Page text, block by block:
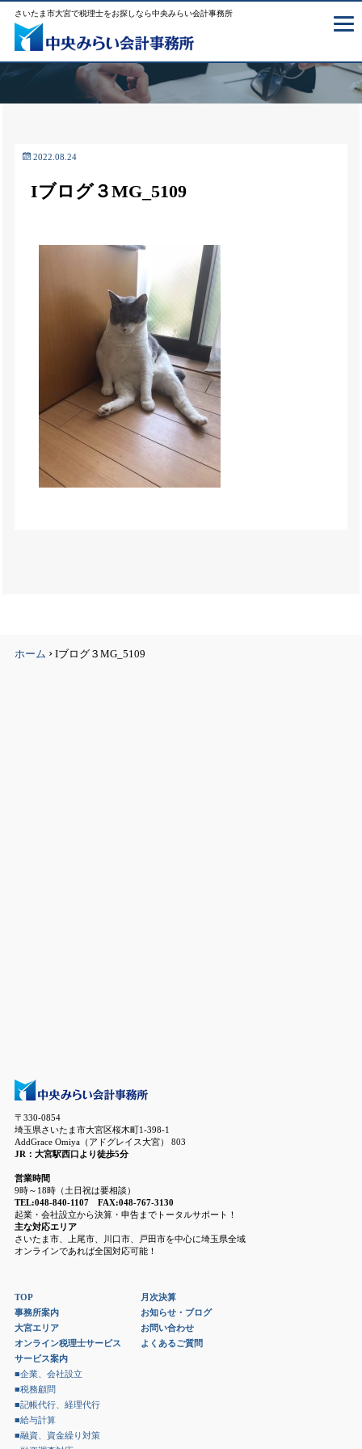
さいたま市大宮で税理士をお探しなら中央みらい会計事務所
2022.08.24
Iブログ３MG_5109
ホーム ›Iブログ３MG_5109
〒330-0854
埼玉県さいたま市大宮区桜木町1-398-1
AddGrace Omiya（アドグレイス大宮） 803
JR：大宮駅西口より徒歩5分
営業時間
9時～18時（土日祝は要相談）
TEL:048-840-1107 FAX:048-767-3130
起業・会社設立から決算・申告までトータルサポート！
主な対応エリア
さいたま市、上尾市、川口市、戸田市を中心に埼玉県全域
オンラインであれば全国対応可能！
TOP
事務所案内
大宮エリア
オンライン税理士サービス
サービス案内
■企業、会社設立
■税務顧問
■記帳代行、経理代行
■給与計算
■融資、資金繰り対策
月次決算
お知らせ・ブログ
お問い合わせ
よくあるご質問